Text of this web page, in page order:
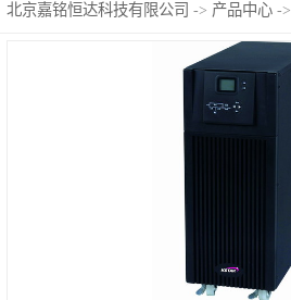
北京嘉铭恒达科技有限公司 -> 产品中心 ->
UPS租赁/UPS电